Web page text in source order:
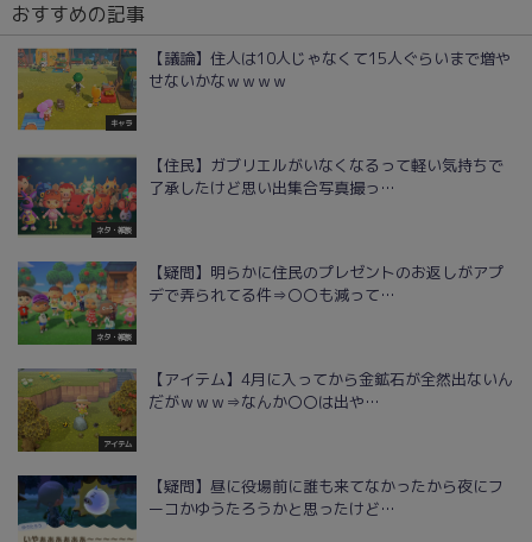
おすすめの記事
キャラ
【議論】住人は10人じゃなくて15人ぐらいまで増や
せないかなｗｗｗｗ
ネタ・雑談
【住民】ガブリエルがいなくなるって軽い気持ちで
了承したけど思い出集合写真撮っ…
ネタ・雑談
【疑問】明らかに住民のプレゼントのお返しがアプ
デで弄られてる件⇒〇〇も減って…
アイテム
【アイテム】4月に入ってから金鉱石が全然出ないん
だがｗｗｗ⇒なんか〇〇は出や…
【疑問】昼に役場前に誰も来てなかったから夜にフ
ーコかゆうたろうかと思ったけど…